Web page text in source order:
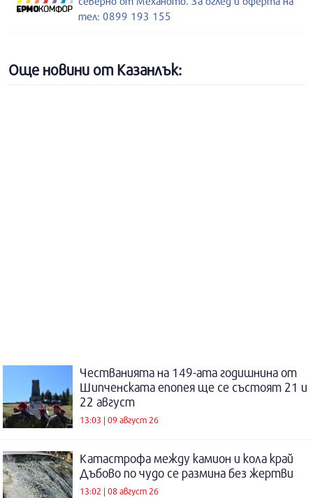
тел: 0899 193 155
Още новини от Казанлък:
Честванията на 149-ата годишнина от
Шипченската епопея ще се състоят 21 и
22 август
13:03 | 09 август 26
Катастрофа между камион и кола край
Дъбово по чудо се размина без жертви
13:02 | 08 август 26